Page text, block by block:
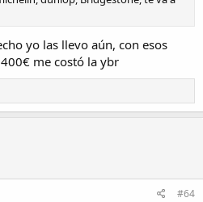
yo las llevo aún, con esos
me costó la ybr
#64